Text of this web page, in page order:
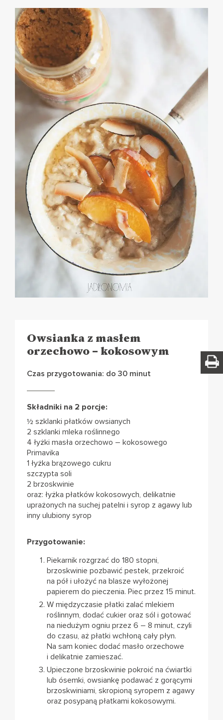
Owsianka z masłem
orzechowo – kokosowym
Czas przygotowania: do 30 minut
Składniki na 2 porcje:
½ szklanki płatków owsianych
2 szklanki mleka roślinnego
4 łyżki masła orzechowo – kokosowego
Primavika
1 łyżka brązowego cukru
szczypta soli
2 brzoskwinie
oraz: łyżka płatków kokosowych, delikatnie
uprażonych na suchej patelni i syrop z agawy lub
inny ulubiony syrop
Przygotowanie:
Piekarnik rozgrzać do 180 stopni,
brzoskwinie pozbawić pestek, przekroić
na pół i ułożyć na blasze wyłożonej
papierem do pieczenia. Piec przez 15 minut.
W międzyczasie płatki zalać mlekiem
roślinnym, dodać cukier oraz sól i gotować
na niedużym ogniu przez 6 – 8 minut, czyli
do czasu, aż płatki wchłoną cały płyn.
Na sam koniec dodać masło orzechowe
i delikatnie zamieszać.
Upieczone brzoskwinie pokroić na ćwiartki
lub ósemki, owsiankę podawać z gorącymi
brzoskwiniami, skropioną syropem z agawy
oraz posypaną płatkami kokosowymi.